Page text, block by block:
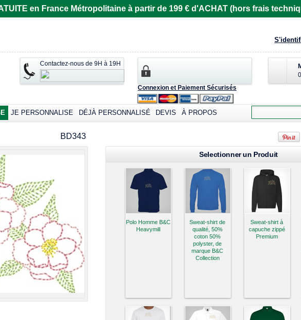
en France Métropolitaine à partir de 199 € d'ACHAT (hors frais
Connexion et Paiement Sécurisés
Contactez-nous de 9H à 19H
JE PERSONNALISE DÉJÀ PERSONNALISÉ DEVIS À PROPOS
BD343
Selectionner un Produit
Polo Homme B&C
Heavymill
Sweat-shirt de
qualité, 50%
coton 50%
polyster, de
marque B&C
Collection
Sweat-shirt à
capuche zippé
Premium